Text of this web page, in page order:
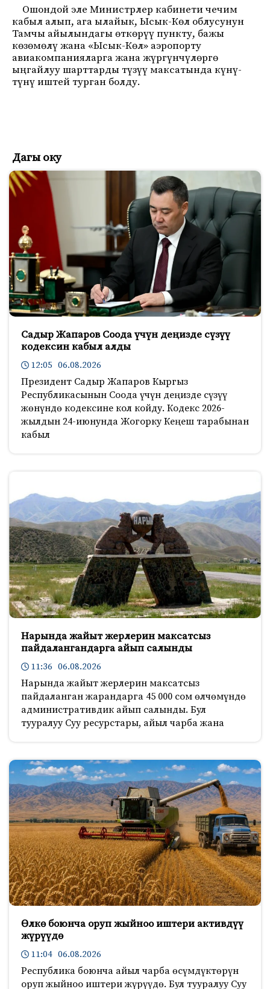
Ошондой эле Министрлер кабинети чечим
кабыл алып, ага ылайык, Ысык-Көл облусунун
Тамчы айылындагы өткөрүү пункту, бажы
көзөмөлү жана «Ысык-Көл» аэропорту
авиакомпанияларга жана жүргүнчүлөргө
ыңгайлуу шарттарды түзүү максатында күнү-
түнү иштей турган болду.
Дагы оку
Садыр Жапаров Соода үчүн деңизде сүзүү
кодексин кабыл алды
12:05 06.08.2026
Президент Садыр Жапаров Кыргыз
Республикасынын Соода үчүн деңизде сүзүү
жөнүндө кодексине кол койду. Кодекс 2026-
жылдын 24-июнунда Жогорку Кеңеш тарабынан
кабыл
Нарында жайыт жерлерин максатсыз
пайдалангандарга айып салынды
11:36 06.08.2026
Нарында жайыт жерлерин максатсыз
пайдаланган жарандарга 45 000 сом өлчөмүндө
административдик айып салынды. Бул
тууралуу Суу ресурстары, айыл чарба жана
Өлкө боюнча оруп жыйноо иштери активдүү
жүрүүдө
11:04 06.08.2026
Республика боюнча айыл чарба өсүмдүктөрүн
оруп жыйноо иштери жүрүүдө. Бул тууралуу Суу